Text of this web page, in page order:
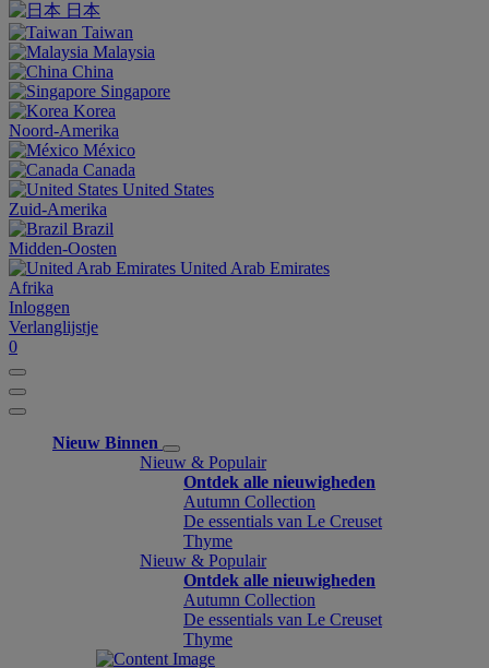
日本
Taiwan
Malaysia
China
Singapore
Korea
Noord-Amerika
México
Canada
United States
Zuid-Amerika
Brazil
Midden-Oosten
United Arab Emirates
Afrika
Inloggen
Verlanglijstje
0
Nieuw Binnen
Nieuw & Populair
Ontdek alle nieuwigheden
Autumn Collection
De essentials van Le Creuset
Thyme
Nieuw & Populair
Ontdek alle nieuwigheden
Autumn Collection
De essentials van Le Creuset
Thyme